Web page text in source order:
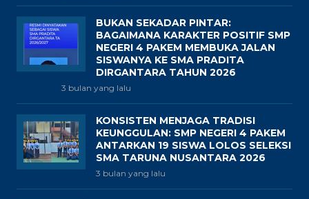
BUKAN SEKADAR PINTAR:
BAGAIMANA KARAKTER POSITIF SMP
NEGERI 4 PAKEM MEMBUKA JALAN
SISWANYA KE SMA PRADITA
DIRGANTARA TAHUN 2026
3 bulan yang lalu
KONSISTEN MENJAGA TRADISI
KEUNGGULAN: SMP NEGERI 4 PAKEM
ANTARKAN 19 SISWA LOLOS SELEKSI
SMA TARUNA NUSANTARA 2026
3 bulan yang lalu